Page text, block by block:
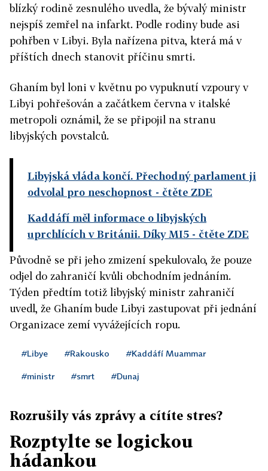
blízký rodině zesnulého uvedla, že bývalý ministr
nejspíš zemřel na infarkt. Podle rodiny bude asi
pohřben v Libyi. Byla nařízena pitva, která má v
příštích dnech stanovit příčinu smrti.
Ghaním byl loni v květnu po vypuknutí vzpoury v
Libyi pohřešován a začátkem června v italské
metropoli oznámil, že se připojil na stranu
libyjských povstalců.
Libyjská vláda končí. Přechodný parlament ji
odvolal pro neschopnost - čtěte ZDE
Kaddáfí měl informace o libyjských
uprchlících v Británii. Díky MI5 - čtěte ZDE
Původně se při jeho zmizení spekulovalo, že pouze
odjel do zahraničí kvůli obchodním jednáním.
Týden předtím totiž libyjský ministr zahraničí
uvedl, že Ghaním bude Libyi zastupovat při jednání
Organizace zemí vyvážejících ropu.
#Libye #Rakousko #Kaddáfí Muammar
#ministr #smrt #Dunaj
Rozrušily vás zprávy a cítíte stres?
Rozptylte se logickou
hádankou